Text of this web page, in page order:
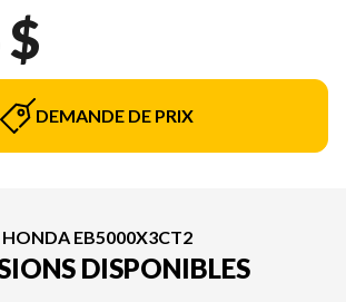
DEMANDE DE PRIX
HONDA EB5000X3CT2
DISPONIBLES